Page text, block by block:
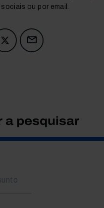
ou por email.
a pesquisar